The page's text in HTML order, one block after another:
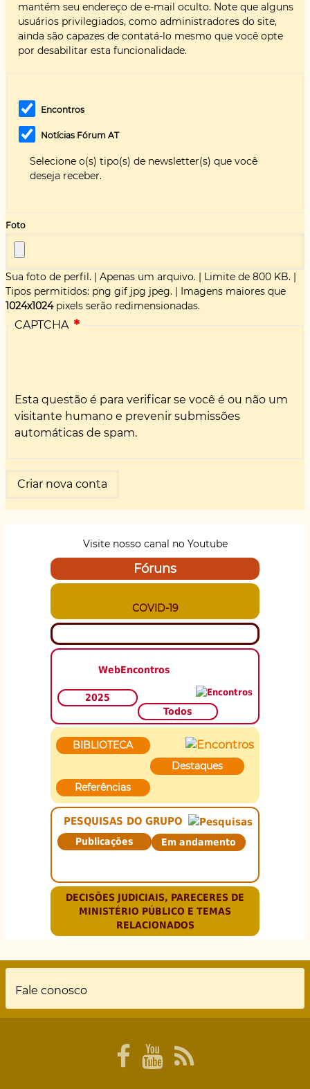
mantém seu endereço de e-mail oculto. Note que alguns
usuários privilegiados, como administradores do site,
ainda são capazes de contatá-lo mesmo que você opte
por desabilitar esta funcionalidade.
Encontros
Notícias Fórum AT
Selecione o(s) tipo(s) de newsletter(s) que você
deseja receber.
Foto
Sua foto de perfil. | Apenas um arquivo. | Limite de 800 KB. |
Tipos permitidos: png gif jpg jpeg. | Imagens maiores que
1024x1024pixels serão redimensionadas.
CAPTCHA
Esta questão é para verificar se você é ou não um
visitante humano e prevenir submissões
automáticas de spam.
Visite nosso canal no Youtube
Fóruns
COVID-19
WebEncontros
2025
Todos
BIBLIOTECA
Destaques
Referências
PESQUISAS DO GRUPO
Publicações Em andamento
DECISÕES JUDICIAIS, PARECERES DE
MINISTÉRIO PÚBLICO E TEMAS
RELACIONADOS
Rodapé
Fale conosco